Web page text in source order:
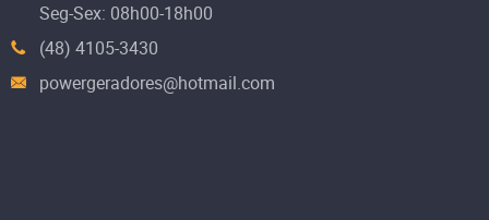
Seg-Sex: 08h00-18h00
(48) 4105-3430
powergeradores@hotmail.com